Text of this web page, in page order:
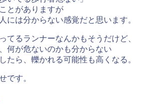
とがありますが
には分からない感覚だと思います。
てるランナーなんかもそうだけど、
何が危ないのかも分からない
たら、轢かれる可能性も高くなる。
です。